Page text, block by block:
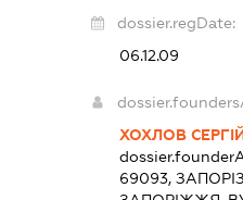
dossier.regDate:
06.12.09
ХОХЛОВ
69093,